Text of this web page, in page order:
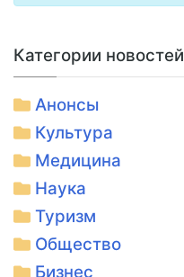
Категории новостей
Анонсы
Культура
Медицина
Наука
Туризм
Общество
Бизнес